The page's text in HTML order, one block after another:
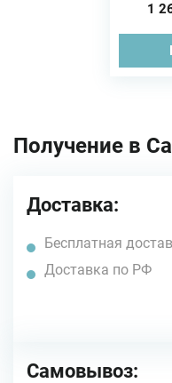
1
Получение в
Доставка:
Бесплатная
Доставка по РФ
Самовывоз: